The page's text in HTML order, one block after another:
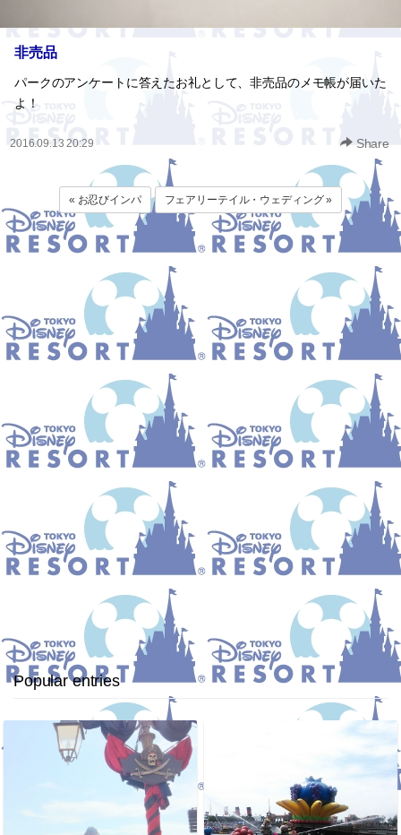
非売品
パークのアンケートに答えたお礼として、非売品のメモ帳が届いた
よ！
2016.09.13 20:29 Share
« お忍びインパ フェアリーテイル・ウェディング »
Popular entries